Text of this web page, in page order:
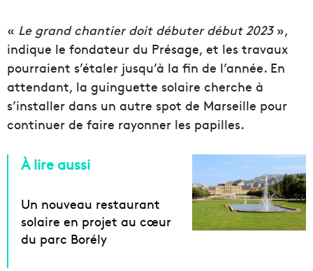
« Le grand chantier doit débuter début 2023»,
indique le fondateur du Présage, et les travaux
pourraient s’étaler jusqu’à la fin de l’année. En
attendant, la guinguette solaire cherche à
s’installer dans un autre spot de Marseille pour
continuer de faire rayonner les papilles.
À lire aussi
Un nouveau restaurant
solaire en projet au cœur
du parc Borély